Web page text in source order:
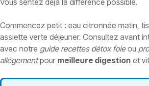
Vous sentez déjà la différence possible.
Commencez petit : eau citronnée matin,
assiette verte déjeuner. Consultez avant
avec notre guide recettes détox foieou
allègementpour meilleure digestion et